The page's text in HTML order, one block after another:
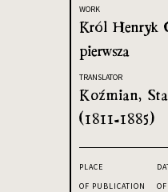
WORK
Król Henryk
pierwsza
TRANSLATOR
Koźmian,
(1811-1885)
PLACE
OF PUBLICATION